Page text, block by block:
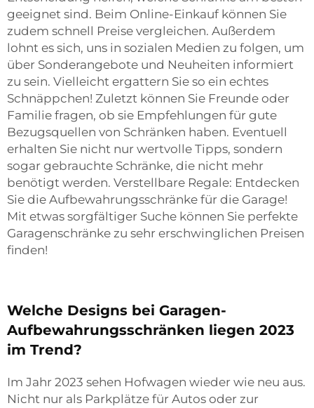
geeignet sind. Beim Online-Einkauf können Sie
zudem schnell Preise vergleichen. Außerdem
lohnt es sich, uns in sozialen Medien zu folgen, um
über Sonderangebote und Neuheiten informiert
zu sein. Vielleicht ergattern Sie so ein echtes
Schnäppchen! Zuletzt können Sie Freunde oder
Familie fragen, ob sie Empfehlungen für gute
Bezugsquellen von Schränken haben. Eventuell
erhalten Sie nicht nur wertvolle Tipps, sondern
sogar gebrauchte Schränke, die nicht mehr
benötigt werden. Verstellbare Regale: Entdecken
Sie die Aufbewahrungsschränke für die Garage!
Mit etwas sorgfältiger Suche können Sie perfekte
Garagenschränke zu sehr erschwinglichen Preisen
finden!
Welche Designs bei Garagen-
Aufbewahrungsschränken liegen 2023
im Trend?
Im Jahr 2023 sehen Hofwagen wieder wie neu aus.
Nicht nur als Parkplätze für Autos oder zur